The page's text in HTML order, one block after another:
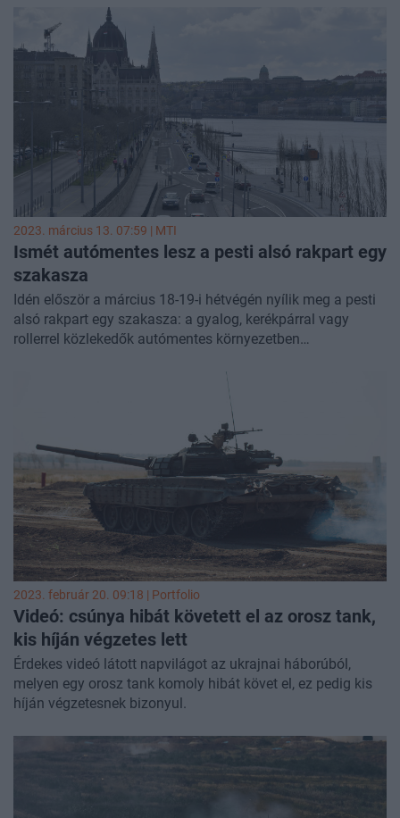
Közlekedési Központ (BKK) pénteken az MTI-vel.
2023. március 13. 07:59 | MTI
Ismét autómentes lesz a pesti alsó rakpart egy
szakasza
Idén először a március 18-19-i hétvégén nyílik meg a pesti
alsó rakpart egy szakasza: a gyalog, kerékpárral vagy
rollerrel közlekedők autómentes környezetben
rakpartot - közölte a Budapesti Közlekedési Központ (BKK)
2023. február 20. 09:18 | Portfolio
Videó: csúnya hibát követett el az orosz tank,
kis híján végzetes lett
Érdekes videó látott napvilágot az ukrajnai háborúból,
melyen egy orosz tank komoly hibát követ el, ez pedig kis
híján végzetesnek bizonyul.